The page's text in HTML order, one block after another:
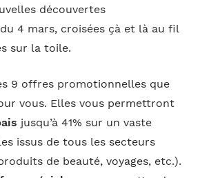
découvertes
4 mars, croisées çà et là au fil
sur la toile.
9 offres promotionnelles que
vous. Elles vous permettront
jusqu’à 41% sur un vaste
issus de tous les secteurs
de beauté, voyages, etc.).